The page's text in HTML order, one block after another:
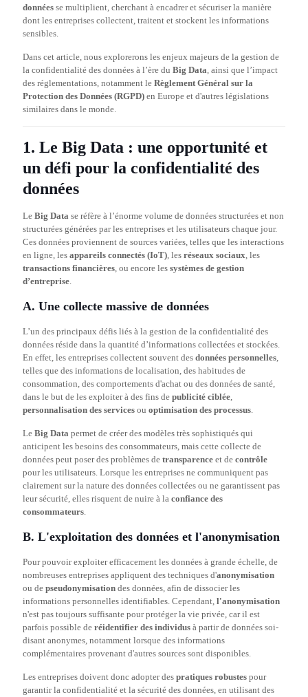
données se multiplient, cherchant à encadrer et sécuriser la manière
dont les entreprises collectent, traitent et stockent les informations
sensibles.
Dans cet article, nous explorerons les enjeux majeurs de la gestion de
la confidentialité des données à l’ère du Big Data, ainsi que l’impact
des réglementations, notamment le Règlement Général sur la
Protection des Données (RGPD) en Europe et d'autres législations
similaires dans le monde.
1. Le Big Data : une opportunité et
un défi pour la confidentialité des
données
Le Big Data se réfère à l’énorme volume de données structurées et non
structurées générées par les entreprises et les utilisateurs chaque jour.
Ces données proviennent de sources variées, telles que les interactions
en ligne, les appareils connectés (IoT), les réseaux sociaux, les
transactions financières, ou encore les systèmes de gestion
d’entreprise.
A. Une collecte massive de données
L’un des principaux défis liés à la gestion de la confidentialité des
données réside dans la quantité d’informations collectées et stockées.
En effet, les entreprises collectent souvent des données personnelles,
telles que des informations de localisation, des habitudes de
consommation, des comportements d'achat ou des données de santé,
dans le but de les exploiter à des fins de publicité ciblée,
personnalisation des services ou optimisation des processus.
Le Big Data permet de créer des modèles très sophistiqués qui
anticipent les besoins des consommateurs, mais cette collecte de
données peut poser des problèmes de transparence et de contrôle
pour les utilisateurs. Lorsque les entreprises ne communiquent pas
clairement sur la nature des données collectées ou ne garantissent pas
leur sécurité, elles risquent de nuire à la confiance des
consommateurs.
B. L'exploitation des données et l'anonymisation
Pour pouvoir exploiter efficacement les données à grande échelle, de
nombreuses entreprises appliquent des techniques d'anonymisation
ou de pseudonymisation des données, afin de dissocier les
informations personnelles identifiables. Cependant, l'anonymisation
n'est pas toujours suffisante pour protéger la vie privée, car il est
parfois possible de réidentifier des individus à partir de données soi-
disant anonymes, notamment lorsque des informations
complémentaires provenant d'autres sources sont disponibles.
Les entreprises doivent donc adopter des pratiques robustes pour
garantir la confidentialité et la sécurité des données, en utilisant des